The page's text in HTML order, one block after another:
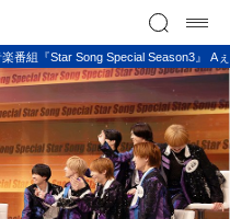
楽番組『Star Song Special Season3』 A